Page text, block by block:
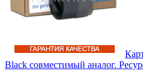
Black совместимый аналог.